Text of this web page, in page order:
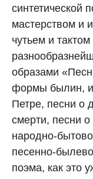
синтетической
мастерством и
чутьем и
образами
формы былин,
Петре, песни о
смерти, песни
народно-
песенно-
поэма, как это